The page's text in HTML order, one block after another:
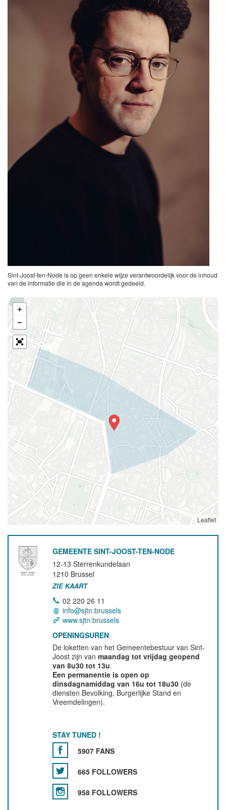
Sint-Joost-ten-Node is op geen enkele wijze verantwoordelijk voor de inhoud
van de informatie die in de agenda wordt gedeeld.
Leaflet
GEMEENTE SINT-JOOST-TEN-NODE
12-13 Sterrenkundelaan
1210 Brussel
ZIE KAART
02 220 26 11
info@sjtn.brussels
www.sjtn.brussels
OPENINGSUREN
De loketten van het Gemeentebestuur van Sint-
Joost zijn vanmaandag tot vrijdag geopend
van 8u30 tot 13u.
Een permanentie is open op
dinsdagnamiddag van 16u tot 18u30 (de
diensten Bevolking, Burgerlijke Stand en
Vreemdelingen).
STAY TUNED !
5907 FANS
665 FOLLOWERS
958 FOLLOWERS